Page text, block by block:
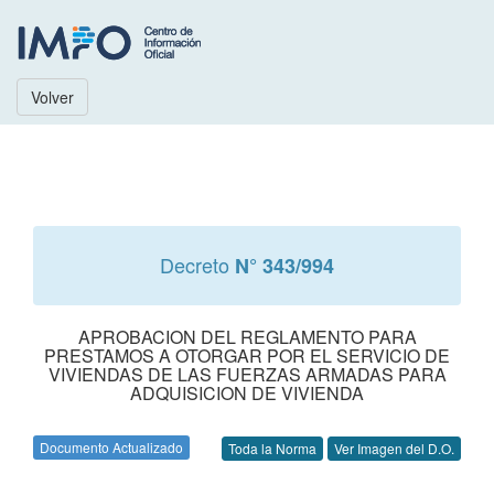
Volver
Decreto N° 343/994
APROBACION DEL REGLAMENTO PARA
PRESTAMOS A OTORGAR POR EL SERVICIO DE
VIVIENDAS DE LAS FUERZAS ARMADAS PARA
ADQUISICION DE VIVIENDA
Documento Actualizado Toda la Norma Ver Imagen del D.O.